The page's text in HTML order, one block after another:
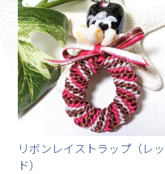
リボンレイストラップ（レッ
ド）